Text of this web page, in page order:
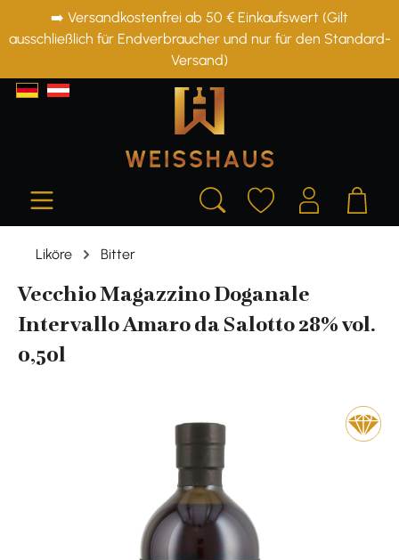
springen
➡️ Versandkostenfrei ab 50 € Einkaufswert (Gilt
ausschließlich für Endverbraucher und nur für den Standard-
Versand)
Liköre Bitter
Vecchio Magazzino Doganale
Intervallo Amaro da Salotto 28% vol.
0,50l